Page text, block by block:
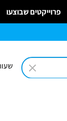
שעות
שבוצעו